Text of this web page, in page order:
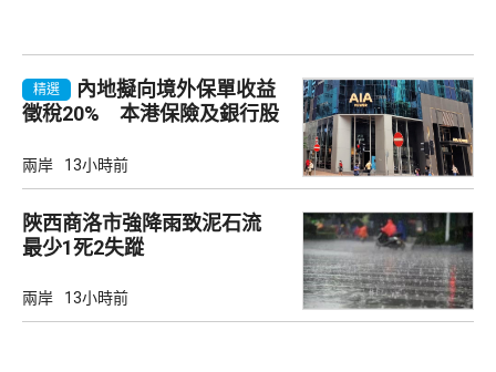
精選
內地擬向境外保單收益
徵稅20% 本港保險及銀行股
兩岸 13小時前
陜西商洛市強降雨致泥石流
最少1死2失蹤
兩岸 13小時前